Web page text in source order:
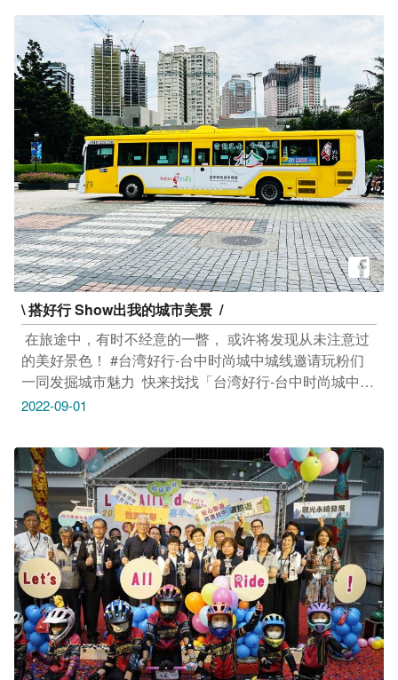
上曝光喔！ #taichungdiary #travel #igphoto #iseetaiwan
#scenery #Landscape #taichungtravels
#discovertaichung #観光 #写真 #旅行 #여행 #풍경 #旅行
#台湾 #台中 #看见台中 #台中景点 #大玩台中 #台中火车
站 #台中驿铁道文化园区 #台中中区 #中区景点
\ 搭好行 Show出我的城市美景 ​ /​
​ 在旅途中，有时不经意的一瞥，​ 或许将发现从未注意过
的美好景色！​ #台湾好行-台中时尚城中城线邀请玩粉们
一同发掘城市魅力​ ​ 快来找找「台湾好行-台中时尚城中城
线」3台指定车辆​ (台中客运283-U8、全航客运
城市美景！​ ​ 好行游程让玩粉们收获满满，还能拿好礼，
真的好幸福 ​ ​ 玩粉们想知道更多台湾好行-11台中时尚城
中城线讯息，​ 请上台中观光旅游网查询：
https://reurl.cc/VEKO45​ ​ 点开留言，看看怎麽拿好礼​
_________________​ #安心旅游首选台中​ #勤洗手 #戴口
罩
2022-09-01